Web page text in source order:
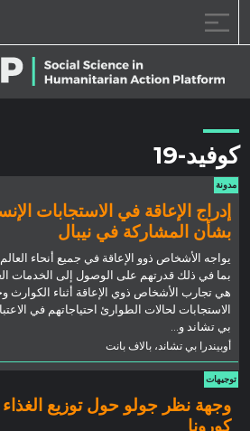
كوفيد-19
مدونة
إدراج الإعاقة في الاستجابات
بشأن المشاركة في نيبال
يواجه الأشخاص ذوو الإعاقة في جميع أنحاء العالم
بما في ذلك قدرتهم على الوصول إلى الخدمات
هي تجارب الأشخاص ذوي الإعاقة أثناء الكوارث
الاستجابات لحالات الطوارئ احتياجاتهم في
بي تشاند و...
أوبيندرا بي تشاند، بالاف بانت
توجيهات
وجهة نظر جولو حول توزيع
كورونا